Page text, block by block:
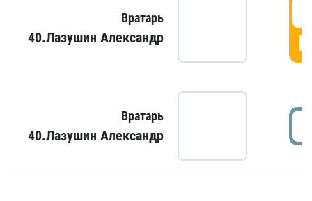
Вратарь
40.Лазушин Александр
Вратарь
40.Лазушин Александр